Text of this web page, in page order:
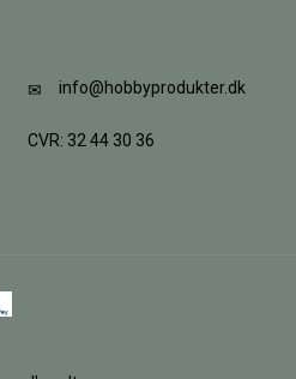
info@hobbyprodukter.dk
CVR: 32 44 30 36